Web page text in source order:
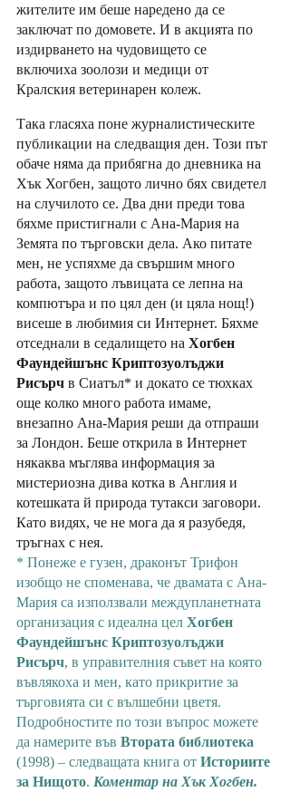
жителите им беше наредено да се
заключат по домовете. И в акцията по
издирването на чудовището се
включиха зоолози и медици от
Кралския ветеринарен колеж.
Така гласяха поне журналистическите
публикации на следващия ден. Този път
обаче няма да прибягна до дневника на
Хък Хогбен, защото лично бях свидетел
на случилото се. Два дни преди това
бяхме пристигнали с Ана-Мария на
Земята по търговски дела. Ако питате
мен, не успяхме да свършим много
работа, защото лъвицата се лепна на
компютъра и по цял ден (и цяла нощ!)
висеше в любимия си Интернет. Бяхме
отседнали в седалището на Хогбен
Фаундейшънс Криптозуолъджи
Рисърч в Сиатъл* и докато се тюхках
още колко много работа имаме,
внезапно Ана-Мария реши да отпраши
за Лондон. Беше открила в Интернет
някаква мъглява информация за
мистериозна дива котка в Англия и
котешката й природа тутакси заговори.
Като видях, че не мога да я разубедя,
тръгнах с нея.
* Понеже е гузен, драконът Трифон
изобщо не споменава, че двамата с Ана-
Мария са използвали междупланетната
организация с идеална цел Хогбен
Фаундейшънс Криптозуолъджи
Рисърч, в управителния съвет на която
въвлякоха и мен, като прикритие за
търговията си с вълшебни цветя.
Подробностите по този въпрос можете
да намерите във Втората библиотека
(1998) – следващата книга от Историите
за Нищото. Коментар на Хък Хогбен.